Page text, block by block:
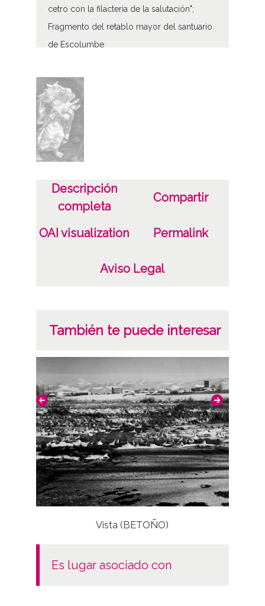
cetro con la filacteria de la salutación";
Fragmento del retablo mayor del santuario
de Escolumbe
Tipo de contenido
Fotográfico
Características del soporte
Tipo de imagen: Positivos Imagen Final:
Plata;
Fecha
19601231
Ermita Nuestra Señora de Eskolunbe /
Eskolunbeko Andra Mariaren baseliza
Katadiano / Catadiano / Katadio
Anda
Persona
https://photo.araba.eus/admin/item/47596
/edit#item-resource-select
Notas
Nº de identificación: 1167 Positivo original:
1167;
Descripción
completa
Compartir
OAI visualization Permalink
Aviso Legal
También te puede interesar
Vista (BETOÑO)
es lugar asociado con